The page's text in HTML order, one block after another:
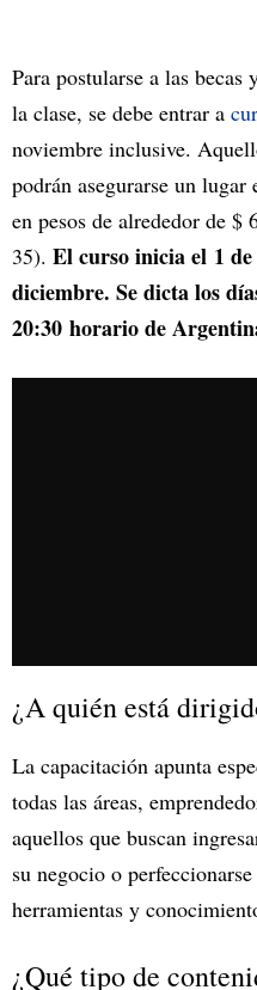
Para postularse a las
la clase, se debe entrar a
noviembre inclusive.
podrán asegurarse un
en pesos de alrededor de
35). El curso inicia el 1
diciembre. Se dicta los
20:30 horario de
¿A quién está
La capacitación apunta
todas las áreas,
aquellos que buscan
su negocio o
herramientas y
¿Qué tipo de